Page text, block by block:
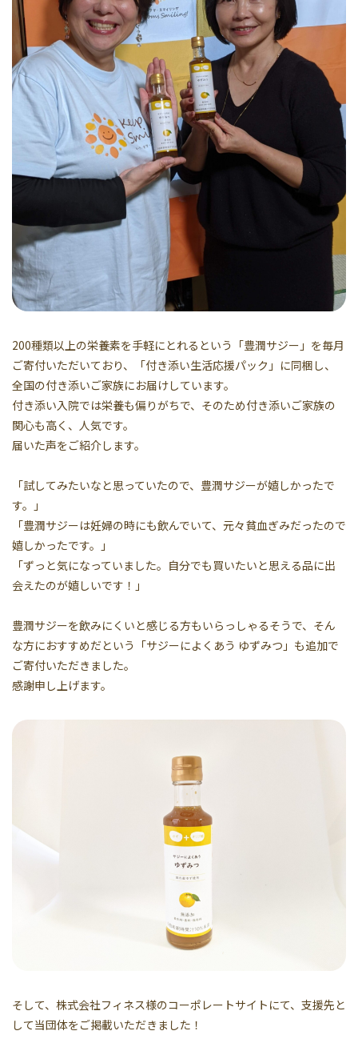
200種類以上の栄養素を手軽にとれるという「豊潤サジー」を毎月
ご寄付いただいており、「付き添い生活応援パック」に同梱し、
全国の付き添いご家族にお届けしています。
付き添い入院では栄養も偏りがちで、そのため付き添いご家族の
関心も高く、人気です。
届いた声をご紹介します。
「試してみたいなと思っていたので、豊潤サジーが嬉しかったで
す。」
「豊潤サジーは妊婦の時にも飲んでいて、元々貧血ぎみだったので
嬉しかったです。」
「ずっと気になっていました。自分でも買いたいと思える品に出
会えたのが嬉しいです！」
豊潤サジーを飲みにくいと感じる方もいらっしゃるそうで、そん
な方におすすめだという「サジーによくあう ゆずみつ」も追加で
ご寄付いただきました。
感謝申し上げます。
そして、株式会社フィネス様のコーポレートサイトにて、支援先と
して当団体をご掲載いただきました！